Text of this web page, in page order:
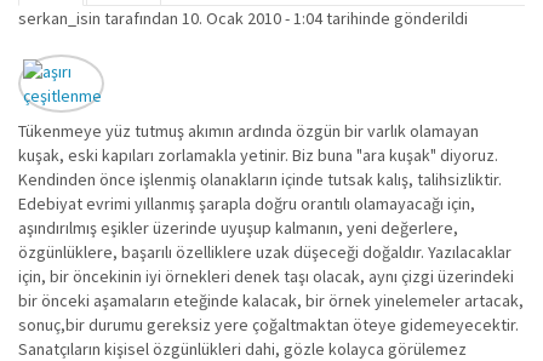
serkan_isin tarafından 10. Ocak 2010 - 1:04 tarihinde gönderildi
Tükenmeye yüz tutmuş akımın ardında özgün bir varlık olamayan
kuşak, eski kapıları zorlamakla yetinir. Biz buna "ara kuşak" diyoruz.
Kendinden önce işlenmiş olanakların içinde tutsak kalış, talihsizliktir.
Edebiyat evrimi yıllanmış şarapla doğru orantılı olamayacağı için,
aşındırılmış eşikler üzerinde uyuşup kalmanın, yeni değerlere,
özgünlüklere, başarılı özelliklere uzak düşeceği doğaldır. Yazılacaklar
için, bir öncekinin iyi örnekleri denek taşı olacak, aynı çizgi üzerindeki
bir önceki aşamaların eteğinde kalacak, bir örnek yinelemeler artacak,
sonuç,bir durumu gereksiz yere çoğaltmaktan öteye gidemeyecektir.
Sanatçıların kişisel özgünlükleri dahi, gözle kolayca görülemez